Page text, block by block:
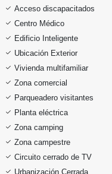
Acceso discapacitados
Centro Médico
Edificio Inteligente
Ubicación Exterior
Vivienda multifamiliar
Zona comercial
Parqueadero visitantes
Planta eléctrica
Zona camping
Zona campestre
Circuito cerrado de TV
Urbanización Cerrada